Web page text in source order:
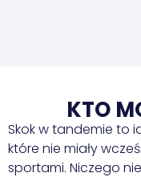
KTO
Skok w tandemie to
które nie miały
sportami. Niczego